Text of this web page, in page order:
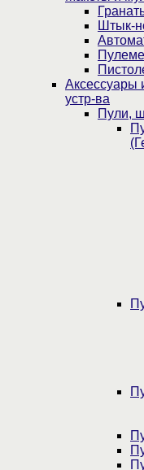
Штык-
Аксессуары
устр-ва
Пули,